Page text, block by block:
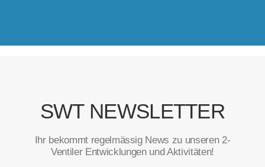
SWT NEWSLETTER
Ihr bekommt regelmässig News zu unseren 2-
Ventiler Entwicklungen und Aktivitäten!